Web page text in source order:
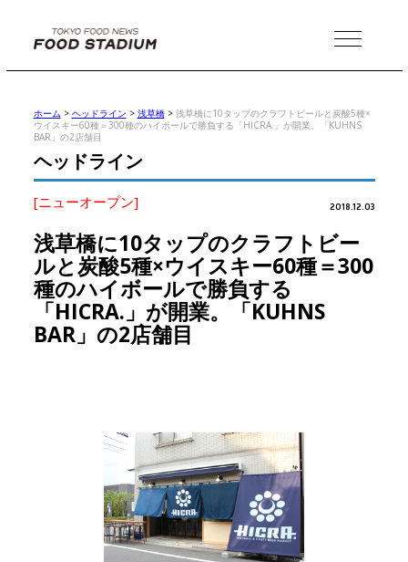
MENU
ホーム > ヘッドライン > 浅草橋> 浅草橋に10タップのクラフトビールと炭酸5種×
ウイスキー60種＝300種のハイボールで勝負する「HICRA.」が開業。「KUHNS
BAR」の2店舗目
ヘッドライン
[ニューオープン] 2018.12.03
浅草橋に10タップのクラフトビー
ルと炭酸5種×ウイスキー60種＝300
種のハイボールで勝負する
「HICRA.」が開業。「KUHNS
BAR」の2店舗目